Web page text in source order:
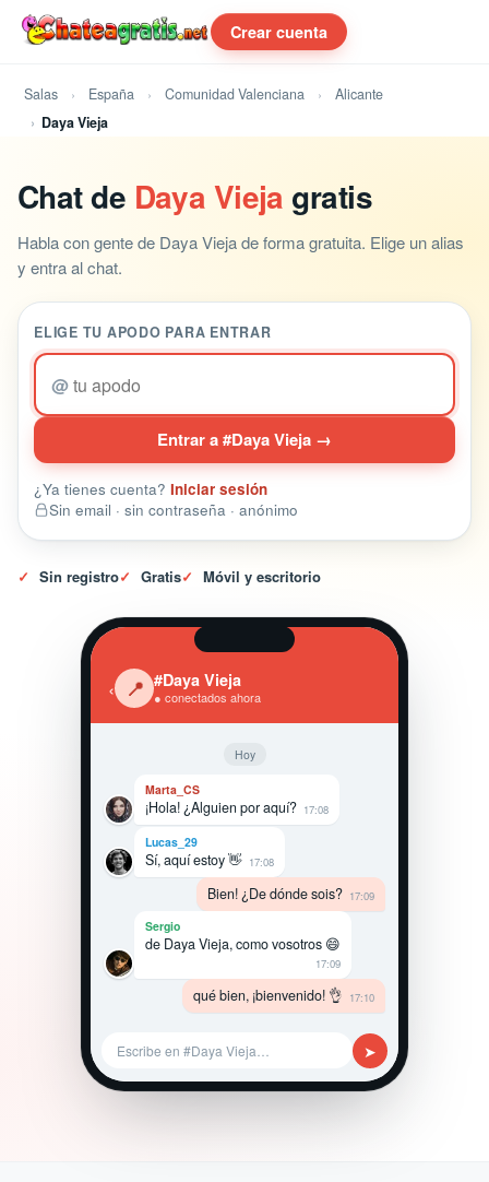
Crear cuenta
Salas España Comunidad Valenciana
Alicante
Daya Vieja
Chat de Daya Vieja gratis
Habla con gente de Daya Vieja de forma gratuita. Elige un alias
y entra al chat.
ELIGE TU APODO PARA ENTRAR
@
Entrar a #Daya Vieja →
¿Ya tienes cuenta? Iniciar sesión
Sin email · sin contraseña · anónimo
✓ Sin registro✓ Gratis✓ Móvil y escritorio
‹ 📍 #Daya Vieja
● conectados ahora
Hoy
Marta_CS
¡Hola! ¿Alguien por aquí? 17:08
Lucas_29
Sí, aquí estoy 👋 17:08
Bien! ¿De dónde sois? 17:09
Sergio
de Daya Vieja, como vosotros 😄
17:09
qué bien, ¡bienvenido! 👌 17:10
Escribe en #Daya Vieja… ➤